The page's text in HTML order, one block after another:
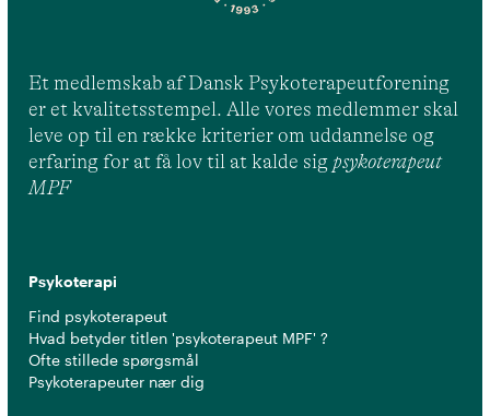
Et medlemskab af Dansk Psykoterapeutforening
er et kvalitetsstempel. Alle vores medlemmer skal
leve op til en række kriterier om uddannelse og
erfaring for at få lov til at kalde sig psykoterapeut
MPF
Psykoterapi
Find psykoterapeut
Hvad betyder titlen 'psykoterapeut MPF' ?
Ofte stillede spørgsmål
Psykoterapeuter nær dig